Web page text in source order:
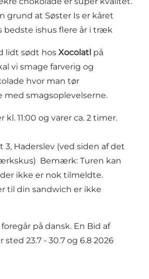
grund at Søster Is er kåret
bedste ishus flere år i træk
lidt sødt hos Xocolatl på
vi smage farverig og
hvor man tør
med smagsoplevelserne.
11:00 og varer ca. 2 timer.
3, Haderslev (ved siden af det
Bemærk: Turen kan
ikke er nok tilmeldte.
til din sandwich er ikke
på dansk. En Bid af
sted 23.7 - 30.7 og 6.8 2026